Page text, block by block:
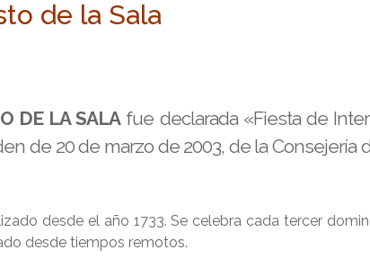
de la Sala
DE LA SALAfue declarada «Fiesta de
de 20 de marzo de 2003, de la Consejería
desde el año 1733. Se celebra cada tercer
desde tiempos remotos.